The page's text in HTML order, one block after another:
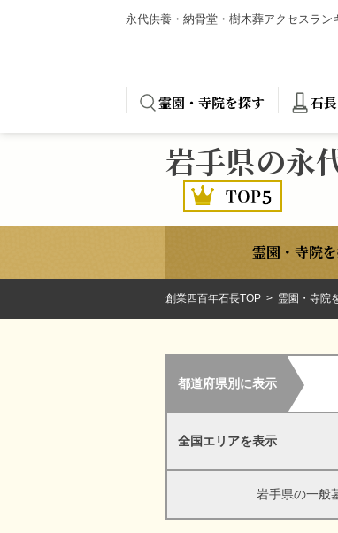
永代供養・納骨堂・樹木葬アクセスラン
霊園・寺院を探す 石
岩手県の永
霊園・寺院
創業四百年石長TOP 霊園・寺院
都道府県別に表示
全国エリアを表示
岩手県の一般